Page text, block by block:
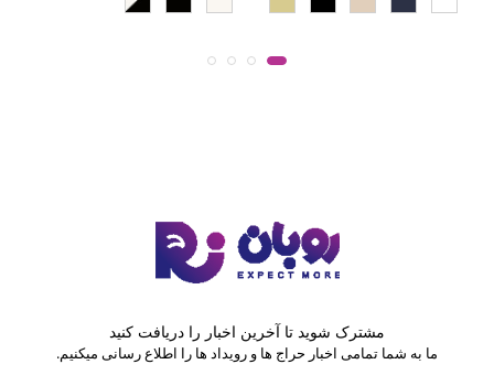
مشترک شوید تا آخرین اخبار را دریافت کنید
ما به شما تمامی اخبار حراج ها و رویداد ها را اطلاع رسانی میکنیم.